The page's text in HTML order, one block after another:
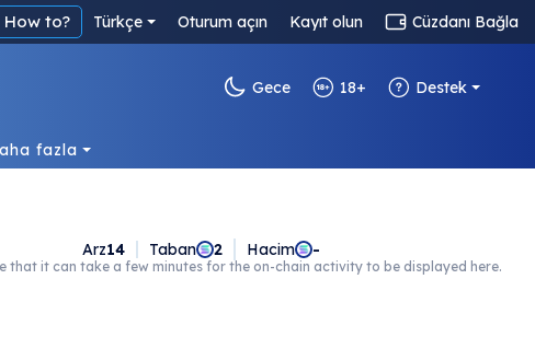
How to? Türkçe Oturum açın Kayıt olun Cüzdanı Bağla
Gece 18+ Destek
fazla
Arz14 Taban 2 Hacim -
that it can take a few minutes for the on-chain activity to be displayed here.